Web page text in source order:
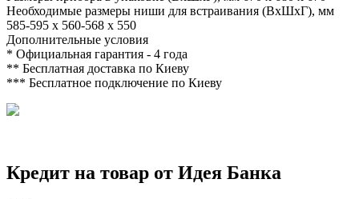
Необходимые размеры ниши для встраивания (ВхШхГ), мм
585-595 x 560-568 x 550
Дополнительные условия
* Официальная гарантия - 4 года
** Бесплатная доставка по Киеву
*** Бесплатное подключение по Киеву
Кредит на товар от Идея Банка